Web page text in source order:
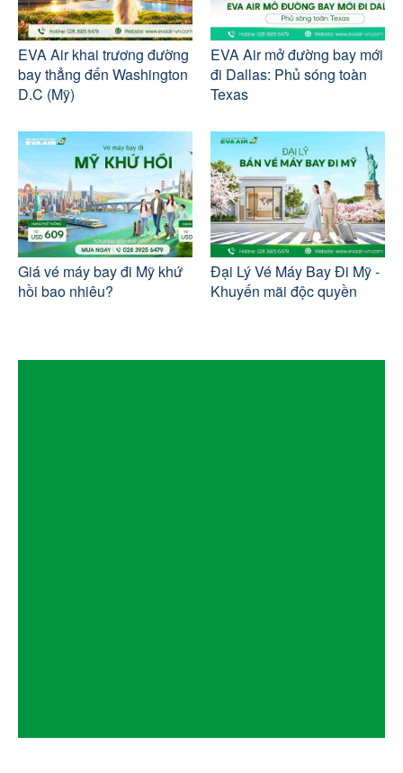
EVA Air khai trương đường
bay thẳng đến Washington
D.C (Mỹ)
EVA Air mở đường bay mới
đi Dallas: Phủ sóng toàn
Texas
Giá vé máy bay đi Mỹ khứ
hồi bao nhiêu?
Đại Lý Vé Máy Bay Đi Mỹ -
Khuyến mãi độc quyền